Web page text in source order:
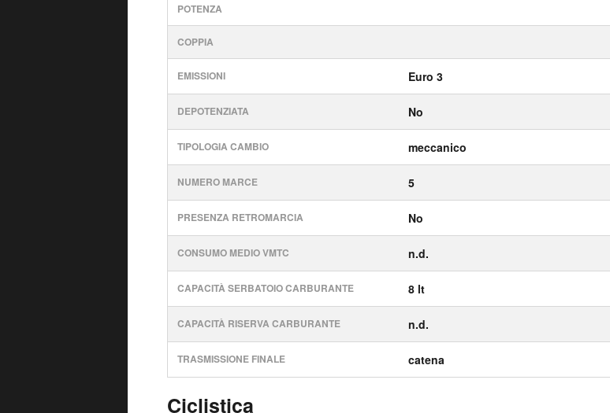
POTENZA
COPPIA
EMISSIONI Euro 3
DEPOTENZIATA No
TIPOLOGIA CAMBIO meccanico
NUMERO MARCE 5
PRESENZA RETROMARCIA No
CONSUMO MEDIO VMTC n.d.
CAPACITÀ SERBATOIO CARBURANTE 8 lt
CAPACITÀ RISERVA CARBURANTE n.d.
TRASMISSIONE FINALE catena
Ciclistica